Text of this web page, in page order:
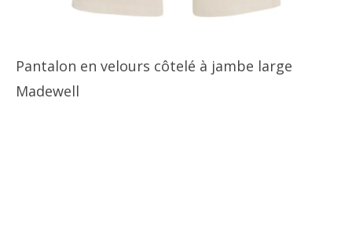
Pantalon en velours côtelé à jambe large
Madewell